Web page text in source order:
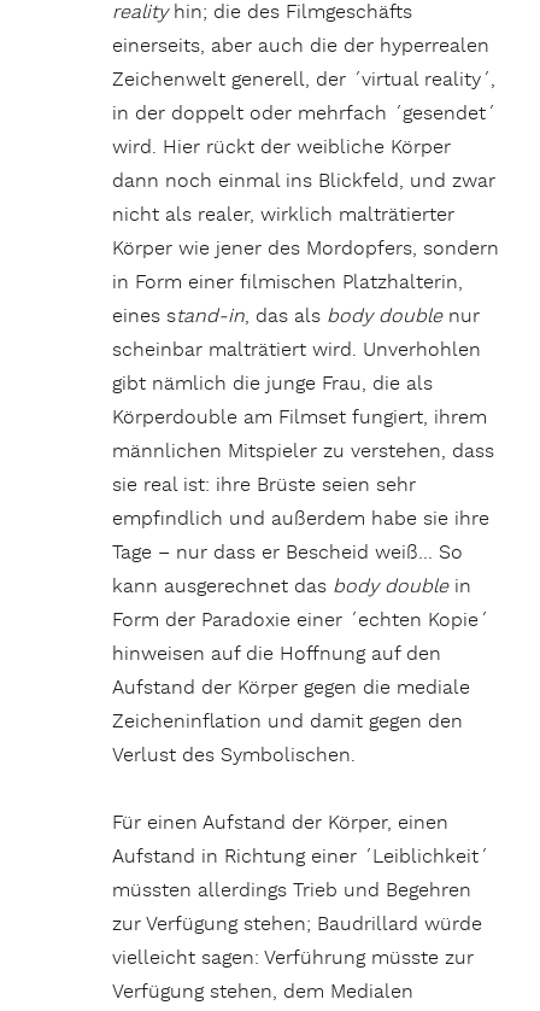
realityhin; die des Filmgeschäfts
einerseits, aber auch die der hyperrealen
Zeichenwelt generell, der ´virtual reality´,
in der doppelt oder mehrfach ´gesendet´
wird. Hier rückt der weibliche Körper
dann noch einmal ins Blickfeld, und zwar
nicht als realer, wirklich malträtierter
Körper wie jener des Mordopfers, sondern
in Form einer filmischen Platzhalterin,
eines stand-in, das als body doublenur
scheinbar malträtiert wird. Unverhohlen
gibt nämlich die junge Frau, die als
Körperdouble am Filmset fungiert, ihrem
männlichen Mitspieler zu verstehen, dass
sie real ist: ihre Brüste seien sehr
empfindlich und außerdem habe sie ihre
Tage – nur dass er Bescheid weiß… So
kann ausgerechnet das body doublein
Form der Paradoxie einer ´echten Kopie´
hinweisen auf die Hoffnung auf den
Aufstand der Körper gegen die mediale
Zeicheninflation und damit gegen den
Verlust des Symbolischen.
Für einen Aufstand der Körper, einen
Aufstand in Richtung einer ´Leiblichkeit´
müssten allerdings Trieb und Begehren
zur Verfügung stehen; Baudrillard würde
vielleicht sagen: Verführung müsste zur
Verfügung stehen, dem Medialen